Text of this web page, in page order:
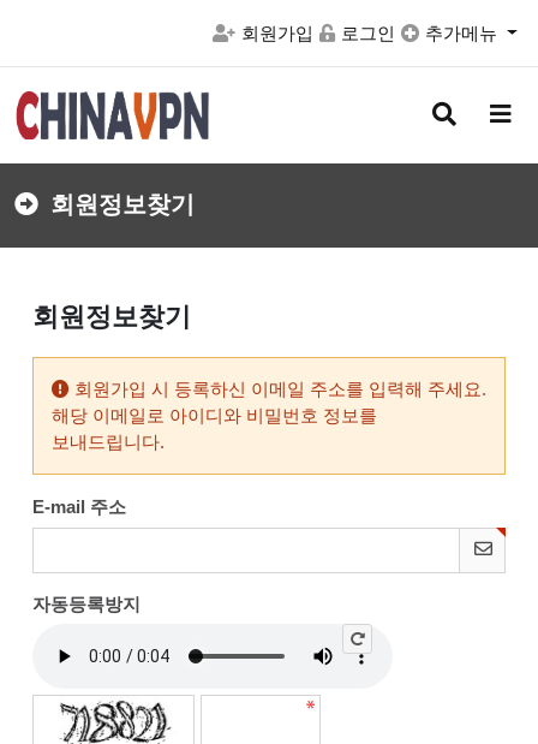
회원가입 로그인 추가메뉴
검
버
메
버
회원정보찾기
회원정보찾기
회원가입 시 등록하신 이메일 주소를 입력해 주세요.
해당 이메일로 아이디와 비밀번호 정보를
보내드립니다.
E-mail 주소
자동등록방지